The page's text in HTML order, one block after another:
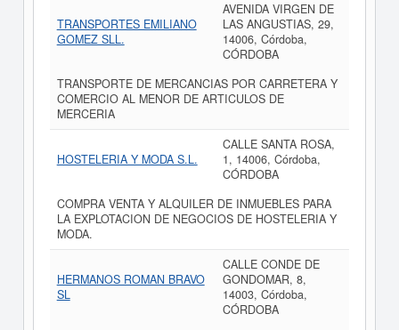
TRANSPORTES EMILIANO
GOMEZ SLL.
AVENIDA VIRGEN DE
LAS ANGUSTIAS, 29,
14006, Córdoba,
CÓRDOBA
TRANSPORTE DE MERCANCIAS POR CARRETERA Y
COMERCIO AL MENOR DE ARTICULOS DE
MERCERIA
HOSTELERIA Y MODA S.L.
CALLE SANTA ROSA,
1, 14006, Córdoba,
CÓRDOBA
COMPRA VENTA Y ALQUILER DE INMUEBLES PARA
LA EXPLOTACION DE NEGOCIOS DE HOSTELERIA Y
MODA.
HERMANOS ROMAN BRAVO
SL
CALLE CONDE DE
GONDOMAR, 8,
14003, Córdoba,
CÓRDOBA